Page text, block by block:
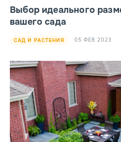
Выбор идеального
вашего сада
САД И РАСТЕНИЯ 05 ФЕВ 2023